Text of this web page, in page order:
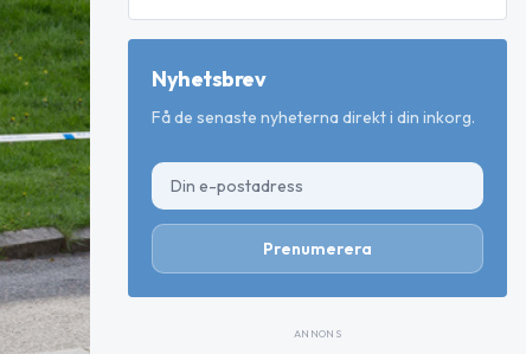
Nyhetsbrev
Få de senaste nyheterna direkt i din inkorg.
Prenumerera
ANNONS